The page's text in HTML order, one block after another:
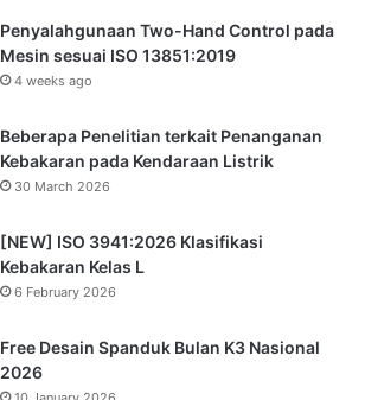
Penyalahgunaan Two-Hand Control pada
Mesin sesuai ISO 13851:2019
4 weeks ago
Beberapa Penelitian terkait Penanganan
Kebakaran pada Kendaraan Listrik
30 March 2026
[NEW] ISO 3941:2026 Klasifikasi
Kebakaran Kelas L
6 February 2026
Free Desain Spanduk Bulan K3 Nasional
2026